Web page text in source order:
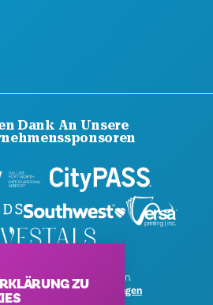
Dank An Unsere
Alle Rechte vorbehalten.
|Nutzungsbedingungen
ZU